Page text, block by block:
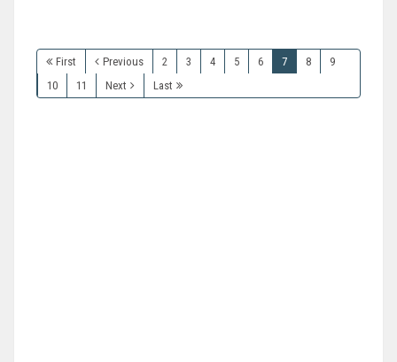
First Previous 2 3 4 5 6 7 8
9
10
11 Next Last